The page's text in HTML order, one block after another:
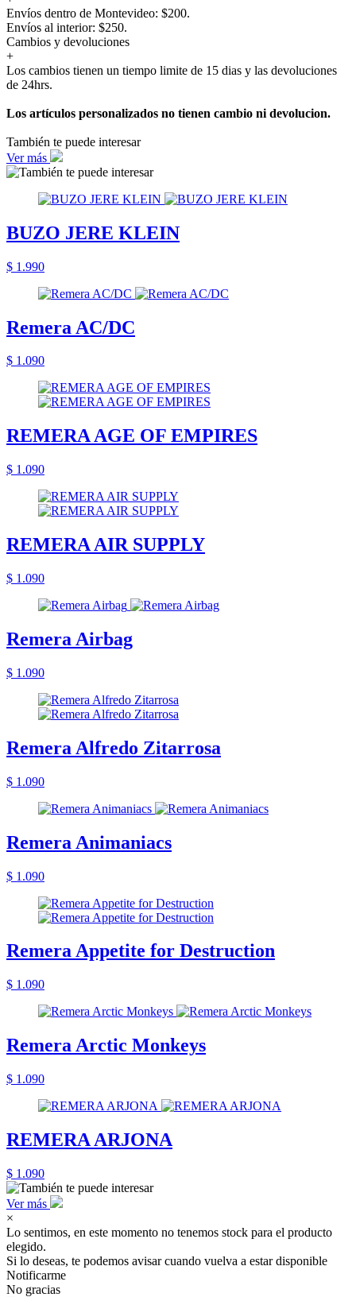
Envíos dentro de Montevideo: $200.
Envíos al interior: $250.
Cambios y devoluciones
+
Los cambios tienen un tiempo limite de 15 dias y las devoluciones
de 24hrs.
Los artículos personalizados no tienen cambio ni devolucion.
También te puede interesar
Ver más
BUZO JERE KLEIN
$ 1.990
Remera AC/DC
$ 1.090
REMERA AGE OF EMPIRES
$ 1.090
REMERA AIR SUPPLY
$ 1.090
Remera Airbag
$ 1.090
Remera Alfredo Zitarrosa
$ 1.090
Remera Animaniacs
$ 1.090
Remera Appetite for Destruction
$ 1.090
Remera Arctic Monkeys
$ 1.090
REMERA ARJONA
$ 1.090
Ver más
×
Lo sentimos, en este momento no tenemos stock para el producto
elegido.
Si lo deseas, te podemos avisar cuando vuelva a estar disponible
Notificarme
No gracias